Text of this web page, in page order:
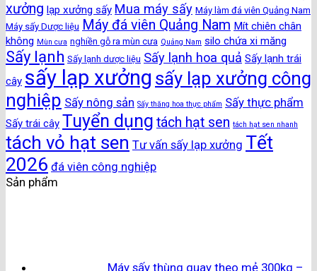
xưởng lạp xưởng sấy Mua máy sấy Máy làm đá viên Quảng Nam
Máy sấy Dược liệu Máy đá viên Quảng Nam Mít chiên chân
không Mùn cưa nghiền gỗ ra mùn cưa Quảng Nam silo chứa xi măng
Sấy lạnh Sấy lạnh dược liệu Sấy lạnh hoa quả Sấy lạnh trái
cây sấy lạp xưởng sấy lạp xưởng công
nghiệp Sấy nông sản Sấy thăng hoa thực phẩm Sấy thực phẩm
Sấy trái cây Tuyển dụng tách hạt sen tách hạt sen nhanh
tách vỏ hạt sen Tư vấn sấy lạp xưởng Tết
2026 đá viên công nghiệp
Sản phẩm
Máy sấy thùng quay theo mẻ 300kg –